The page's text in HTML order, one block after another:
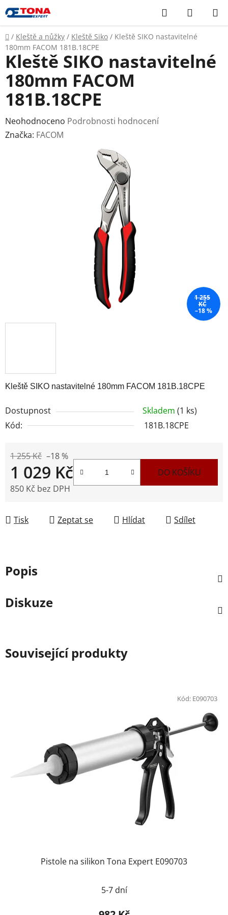
Přejít
na
obsah
Hledat
KOŠÍK
Domů
/ Kleště a nůžky / Kleště Siko / Kleště SIKO nastavitelné
180mm FACOM 181B.18CPE
Kleště SIKO nastavitelné 180mm FACOM 181B.18CPE
Dostupnost Skladem (1 ks)
Kód:
181B.18CPE
1 255 Kč –18 %
1 029 Kč
850 Kč bez DPH
DO KOŠÍKU
Tisk Zeptat se Hlídat Sdílet
Kleště SIKO nastavitelné
180mm FACOM
181B.18CPE
Průměrné
hodnocení
Neohodnoceno Podrobnosti hodnocení
Značka: FACOM
1 255
KČ
–18 %
Popis
Diskuze
Související produkty
Pistole na silikon Tona Expert E090703
hodnocení
produktu
5-7 dní
Kód: E090703